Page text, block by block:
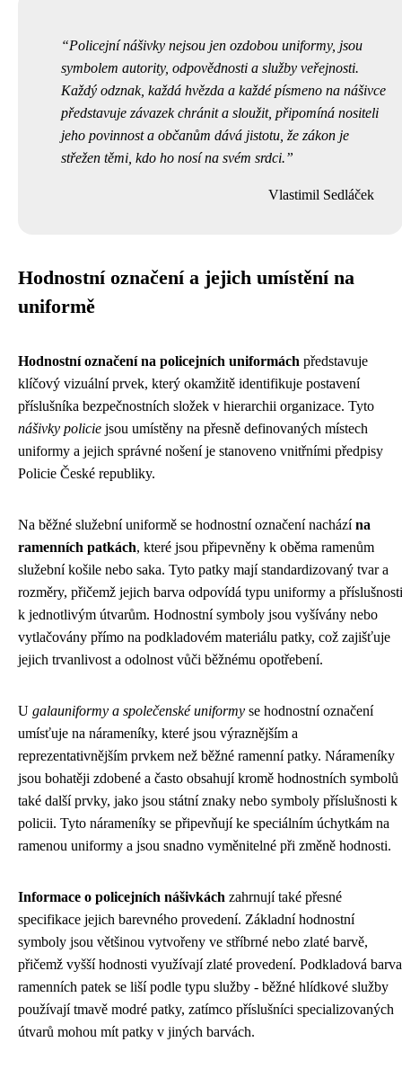
Policejní nášivky nejsou jen ozdobou uniformy, jsou
symbolem autority, odpovědnosti a služby veřejnosti.
Každý odznak, každá hvězda a každé písmeno na nášivce
představuje závazek chránit a sloužit, připomíná nositeli
jeho povinnost a občanům dává jistotu, že zákon je
střežen těmi, kdo ho nosí na svém srdci.
Vlastimil Sedláček
Hodnostní označení a jejich umístění na
uniformě
Hodnostní označení na policejních uniformách představuje
klíčový vizuální prvek, který okamžitě identifikuje postavení
příslušníka bezpečnostních složek v hierarchii organizace. Tyto
nášivky policie jsou umístěny na přesně definovaných místech
uniformy a jejich správné nošení je stanoveno vnitřními předpisy
Policie České republiky.
Na běžné služební uniformě se hodnostní označení nacházína
ramenních patkách, které jsou připevněny k oběma ramenům
služební košile nebo saka. Tyto patky mají standardizovaný tvar a
rozměry, přičemž jejich barva odpovídá typu uniformy a příslušnosti
k jednotlivým útvarům. Hodnostní symboly jsou vyšívány nebo
vytlačovány přímo na podkladovém materiálu patky, což zajišťuje
jejich trvanlivost a odolnost vůči běžnému opotřebení.
U galauniformy a společenské uniformy se hodnostní označení
umísťuje na nárameníky, které jsou výraznějším a
reprezentativnějším prvkem než běžné ramenní patky. Nárameníky
jsou bohatěji zdobené a často obsahují kromě hodnostních symbolů
také další prvky, jako jsou státní znaky nebo symboly příslušnosti k
policii. Tyto nárameníky se připevňují ke speciálním úchytkám na
ramenou uniformy a jsou snadno vyměnitelné při změně hodnosti.
Informace o policejních nášivkách zahrnují také přesné
specifikace jejich barevného provedení. Základní hodnostní
symboly jsou většinou vytvořeny ve stříbrné nebo zlaté barvě,
přičemž vyšší hodnosti využívají zlaté provedení. Podkladová barva
ramenních patek se liší podle typu služby - běžné hlídkové služby
používají tmavě modré patky, zatímco příslušníci specializovaných
útvarů mohou mít patky v jiných barvách.